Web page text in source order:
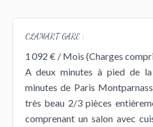
CLAMART GARE :
1 092 € / Mois (Charges
A deux minutes à pied de
minutes de Paris
très beau 2/3 pièces
comprenant un salon avec